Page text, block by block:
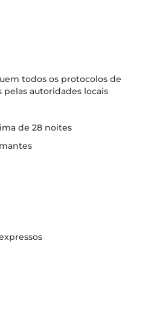
todos os protocolos de
autoridades locais
de 28 noites